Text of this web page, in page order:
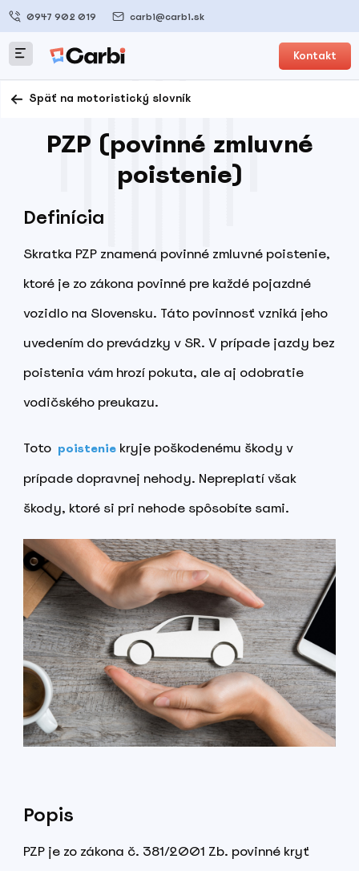
0947 902 019 carbi@carbi.sk
Kontakt
Späť na motoristický slovník
PZP (povinné zmluvné
poistenie)
Definícia
Skratka PZP znamená povinné zmluvné poistenie,
ktoré je zo zákona povinné pre každé pojazdné
vozidlo na Slovensku. Táto povinnosť vzniká jeho
uvedením do prevádzky v SR. V prípade jazdy bez
poistenia vám hrozí pokuta, ale aj odobratie
vodičského preukazu.
Toto poistenie kryje poškodenému škody v
prípade dopravnej nehody. Nepreplatí však
škody, ktoré si pri nehode spôsobíte sami.
Popis
PZP je zo zákona č. 381/2001 Zb. povinné kryť